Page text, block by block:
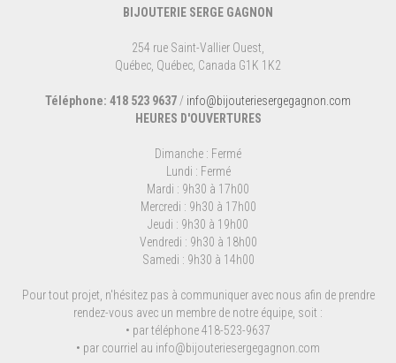
BIJOUTERIE SERGE GAGNON
254 rue Saint-Vallier Ouest,
Québec, Québec, Canada G1K 1K2
Téléphone: 418 523 9637 / info@bijouteriesergegagnon.com
HEURES D'OUVERTURES
Dimanche : Fermé
Lundi : Fermé
Mardi : 9h30 à 17h00
Mercredi : 9h30 à 17h00
Jeudi : 9h30 à 19h00
Vendredi : 9h30 à 18h00
Samedi : 9h30 à 14h00
Pour tout projet, n'hésitez pas à communiquer avec nous afin de prendre
rendez-vous avec un membre de notre équipe, soit :
• par téléphone 418-523-9637
• par courriel au info@bijouteriesergegagnon.com